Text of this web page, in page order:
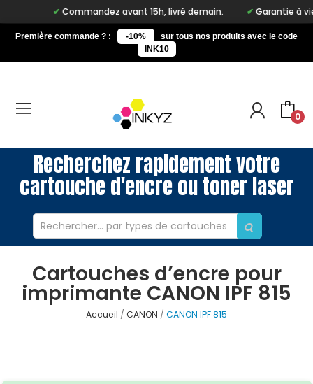
Commandez avant 15h, livré demain. Garantie à vie
Première commande ? : -10%
sur tous nos produits avec le code
INK10
0
Recherchez rapidement votre
cartouche d'encre ou toner laser
Cartouches d’encre pour
imprimante CANON IPF 815
Accueil CANON CANON IPF 815